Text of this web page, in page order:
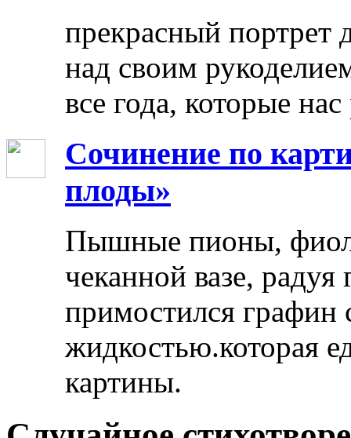
прекрасный портрет
над своим
все года, которые
Сочинение по
плоды»
Пышные пионы,
чеканной вазе,
примостился графин
жидкостью.которая
картины.